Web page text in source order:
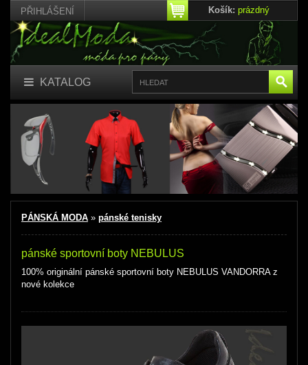
PŘIHLÁŠENÍ Košík: prázdný
KATALOG
PÁNSKÁ MODA » pánské tenisky
pánské sportovní boty NEBULUS
100% originální pánské sportovní boty NEBULUS VANDORRA z
nové kolekce